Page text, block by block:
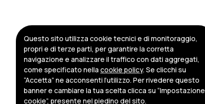
Questo sito utilizza cookie tecnici e di monitoraggio,
propri e di terze parti, per garantire la corretta
navigazione e analizzare il traffico con dati aggregati,
come specificato nella cookie policy. Se clicchi su
“Accetta” ne acconsenti l’utilizzo. Per rivedere questo
banner e cambiare la tua scelta clicca su “Impostazione
cookie”, presente nel piedino del sito.